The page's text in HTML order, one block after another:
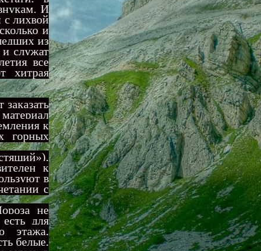
И
с лихвой
и
из
служат
все
хитрая
к
горных
к
в
с
не
для
этажа,
белые,